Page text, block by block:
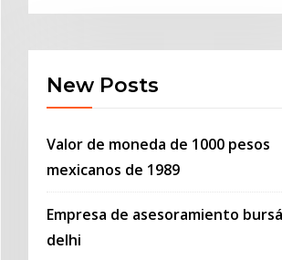
New Posts
Valor de moneda de 1000 pesos
mexicanos de 1989
Empresa de asesoramiento
delhi